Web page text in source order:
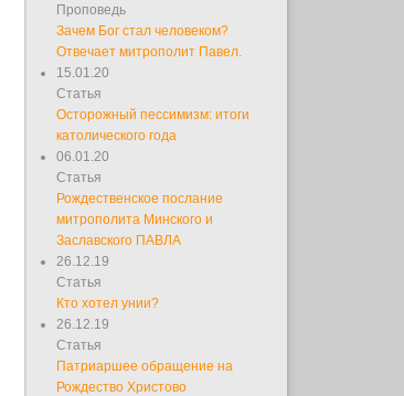
Проповедь
Зачем Бог стал человеком?
Отвечает митрополит Павел.
15.01.20
Статья
Осторожный пессимизм: итоги
католического года
06.01.20
Статья
Рождественское послание
митрополита Минского и
Заславского ПАВЛА
26.12.19
Статья
Кто хотел унии?
26.12.19
Статья
Патриаршее обращение на
Рождество Христово